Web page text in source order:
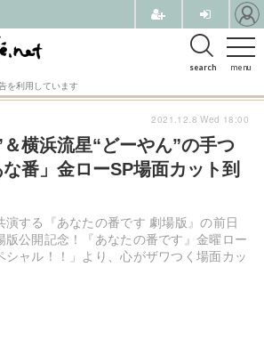
menu
search
を利用しています
横浜流星“どーやん”の手つ
番」金ローSP場面カット到
演する『あなたの番です 劇場版』の前日
版公開記念！『あなたの番です』金曜ロー
シャル！！」より、心がザワつく場面カッ
2021.12.8 Wed 18:00